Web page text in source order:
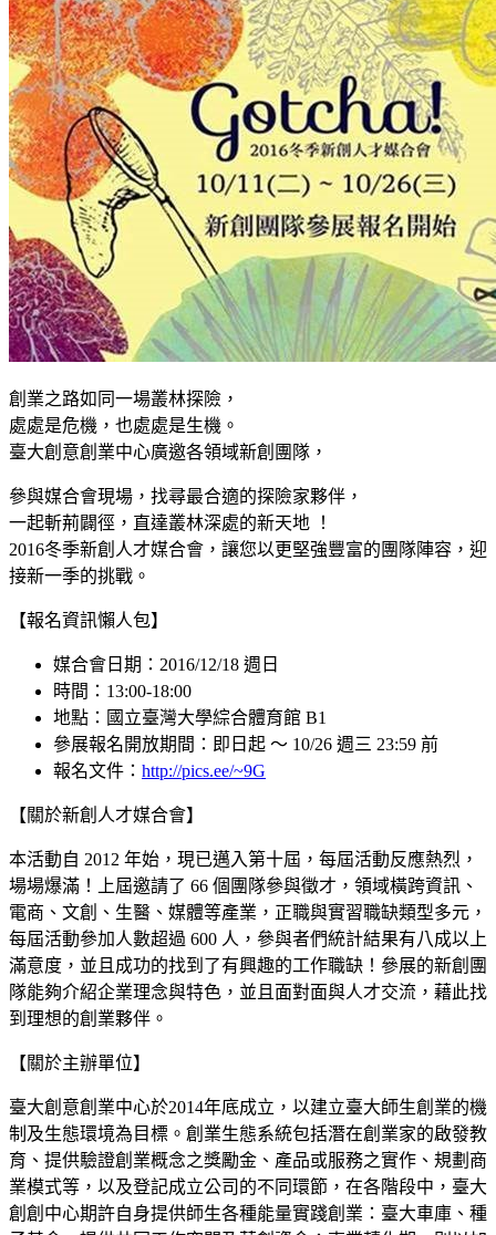
創業之路如同一場叢林探險，
處處是危機，也處處是生機。
臺大創意創業中心廣邀各領域新創團隊，
參與媒合會現場，找尋最合適的探險家夥伴，
一起斬荊闢徑，直達叢林深處的新天地 ！
2016冬季新創人才媒合會，讓您以更堅強豐富的團隊陣容，迎
接新一季的挑戰。
【報名資訊懶人包】
媒合會日期：2016/12/18 週日
時間：13:00-18:00
地點：國立臺灣大學綜合體育館 B1
參展報名開放期間：即日起 ～ 10/26 週三 23:59 前
報名文件： http://pics.ee/~9G
【關於新創人才媒合會】
本活動自 2012 年始，現已邁入第十屆，每屆活動反應熱烈，
場場爆滿！上屆邀請了 66 個團隊參與徵才，領域橫跨資訊、
電商、文創、生醫、媒體等產業，正職與實習職缺類型多元，
每屆活動參加人數超過 600 人，參與者們統計結果有八成以上
滿意度，並且成功的找到了有興趣的工作職缺！參展的新創團
隊能夠介紹企業理念與特色，並且面對面與人才交流，藉此找
到理想的創業夥伴。
【關於主辦單位】
臺大創意創業中心於2014年底成立，以建立臺大師生創業的機
制及生態環境為目標。創業生態系統包括潛在創業家的啟發教
育、提供驗證創業概念之獎勵金、產品或服務之實作、規劃商
業模式等，以及登記成立公司的不同環節，在各階段中，臺大
創創中心期許自身提供師生各種能量實踐創業：臺大車庫、種